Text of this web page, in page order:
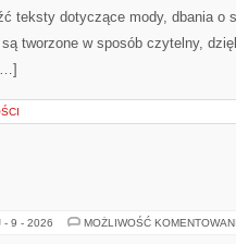
teksty dotyczące mody, dbania o
tworzone w sposób czytelny,
- 9 - 2026 MOŻLIWOŚĆ